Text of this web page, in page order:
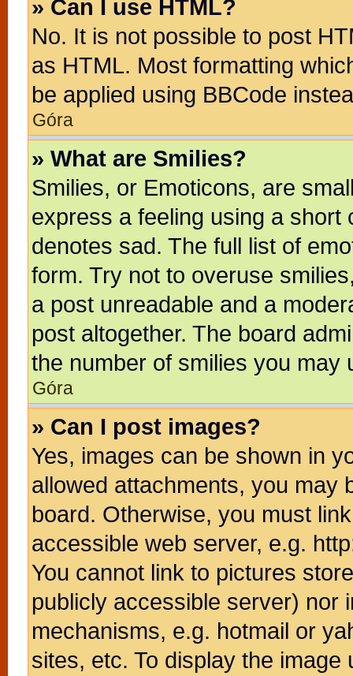
» Can I use HTML?
No. It is not possible to post
as HTML. Most formatting
be applied using BBCode
Góra
» What are Smilies?
Smilies, or Emoticons, are
express a feeling using a short
denotes sad. The full list of
form. Try not to overuse
a post unreadable and a
post altogether. The board
the number of smilies you may
Góra
» Can I post images?
Yes, images can be shown in
allowed attachments, you may
board. Otherwise, you must
accessible web server, e.g.
You cannot link to pictures
publicly accessible server) nor
mechanisms, e.g. hotmail or
sites, etc. To display the